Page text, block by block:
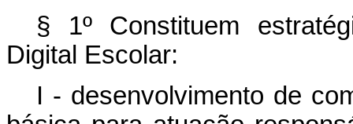
§ 1º Constituem
Digital Escolar:
I - desenvolvimento de